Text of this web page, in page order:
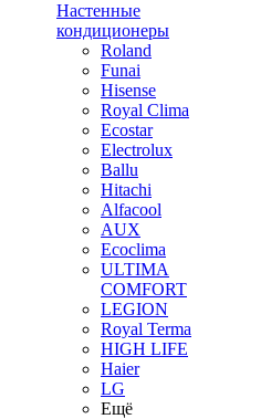
Настенные
кондиционеры
Roland
Funai
Hisense
Royal Clima
Ecostar
Electrolux
Ballu
Hitachi
Alfacool
AUX
Ecoclima
ULTIMA
COMFORT
LEGION
Royal Terma
HIGH LIFE
Haier
LG
Ещё